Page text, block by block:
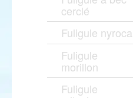
cerclé
Fuligule nyroca
Fuligule
morillon
Fuligule